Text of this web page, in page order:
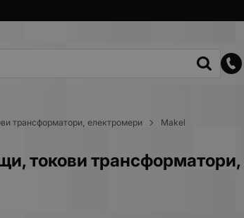
трансформатори, електромери Makel
токови